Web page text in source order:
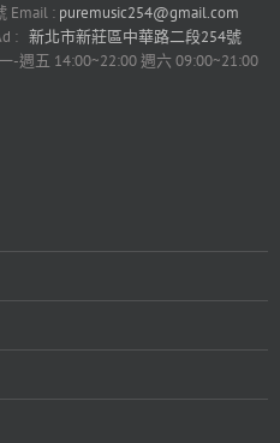
Email : puremusic254@gmail.com
: 新北市新莊區中華路二段254號
-週五 14:00~22:00 週六 09:00~21:00